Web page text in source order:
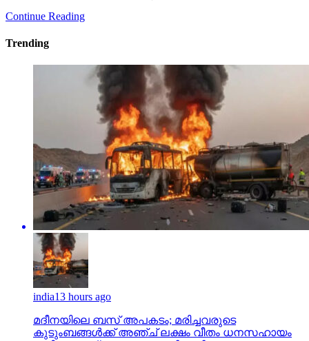
Continue Reading
Trending
india13 hours ago
മദീനയിലെ ബസ് അപകടം; മരിച്ചവരുടെ
കുടുംബങ്ങള്‍ക്ക് അഞ്ച് ലക്ഷം വീതം ധനസഹായം